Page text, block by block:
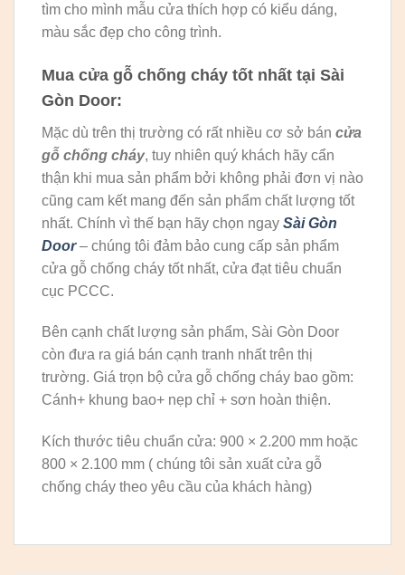
tìm cho mình mẫu cửa thích hợp có kiểu dáng,
màu sắc đẹp cho công trình.
Mua cửa gỗ chống cháy tốt nhất tại Sài
Gòn Door:
Mặc dù trên thị trường có rất nhiều cơ sở bán cửa
gỗ chống cháy, tuy nhiên quý khách hãy cẩn
thận khi mua sản phẩm bởi không phải đơn vị nào
cũng cam kết mang đến sản phẩm chất lượng tốt
nhất. Chính vì thế bạn hãy chọn ngay Sài Gòn
Door– chúng tôi đảm bảo cung cấp sản phẩm
cửa gỗ chống cháy tốt nhất, cửa đạt tiêu chuẩn
cục PCCC.
Bên cạnh chất lượng sản phẩm, Sài Gòn Door
còn đưa ra giá bán cạnh tranh nhất trên thị
trường. Giá trọn bộ cửa gỗ chống cháy bao gồm:
Cánh+ khung bao+ nẹp chỉ + sơn hoàn thiện.
Kích thước tiêu chuẩn cửa: 900 × 2.200 mm hoặc
800 × 2.100 mm ( chúng tôi sản xuất cửa gỗ
chống cháy theo yêu cầu của khách hàng)